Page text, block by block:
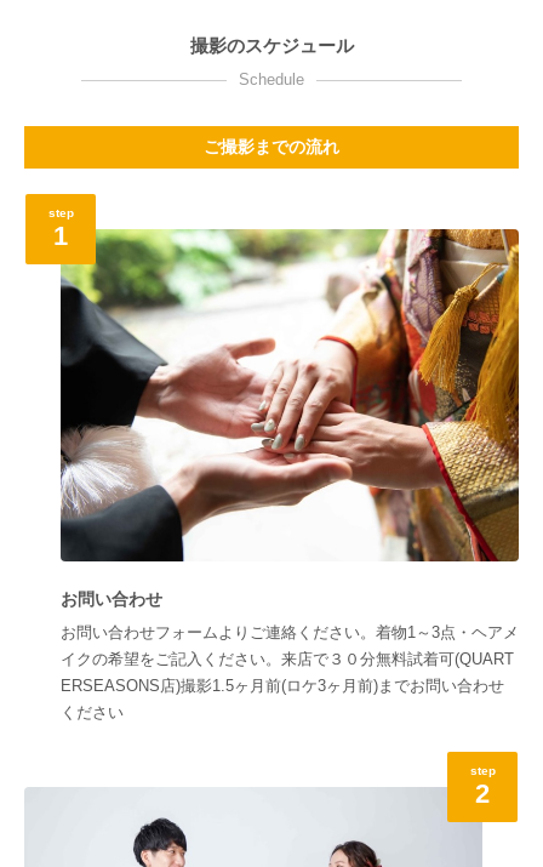
撮影のスケジュール
Schedule
ご撮影までの流れ
step
1
お問い合わせ
お問い合わせフォームよりご連絡ください。着物1～3点・ヘアメ
イクの希望をご記入ください。来店で３０分無料試着可(QUART
ERSEASONS店)撮影1.5ヶ月前(ロケ3ヶ月前)までお問い合わせ
ください
step
2